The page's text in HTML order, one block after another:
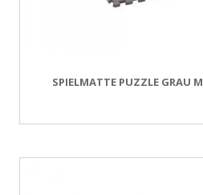
SPIELMATTE PUZZLE GRAU